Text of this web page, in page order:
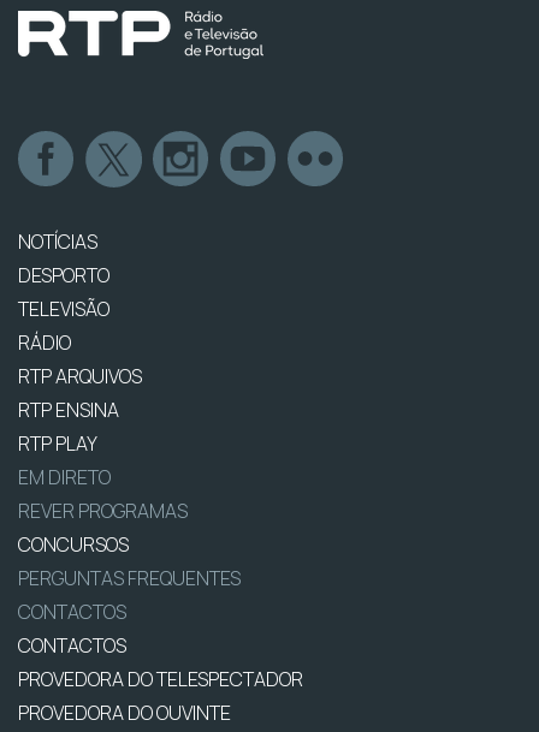
NOTÍCIAS
DESPORTO
TELEVISÃO
RÁDIO
RTP ARQUIVOS
RTP ENSINA
RTP PLAY
EM DIRETO
REVER PROGRAMAS
CONCURSOS
PERGUNTAS FREQUENTES
CONTACTOS
CONTACTOS
PROVEDORA DO TELESPECTADOR
PROVEDORA DO OUVINTE